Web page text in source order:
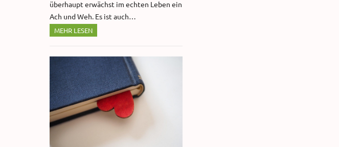
überhaupt erwächst im echten Leben ein
Ach und Weh. Es ist auch…
MEHR LESEN